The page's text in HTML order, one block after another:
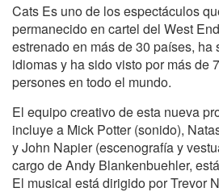
Cats Es uno de los espectáculos
permanecido en cartel del West
estrenado en más de 30 países, ha
idiomas y ha sido visto por más de
persones en todo el mundo.
El equipo creativo de esta nueva
incluye a Mick Potter (sonido),
y John Napier (escenografía y
cargo de Andy Blankenbuehler,
El musical está dirigido por Trevor